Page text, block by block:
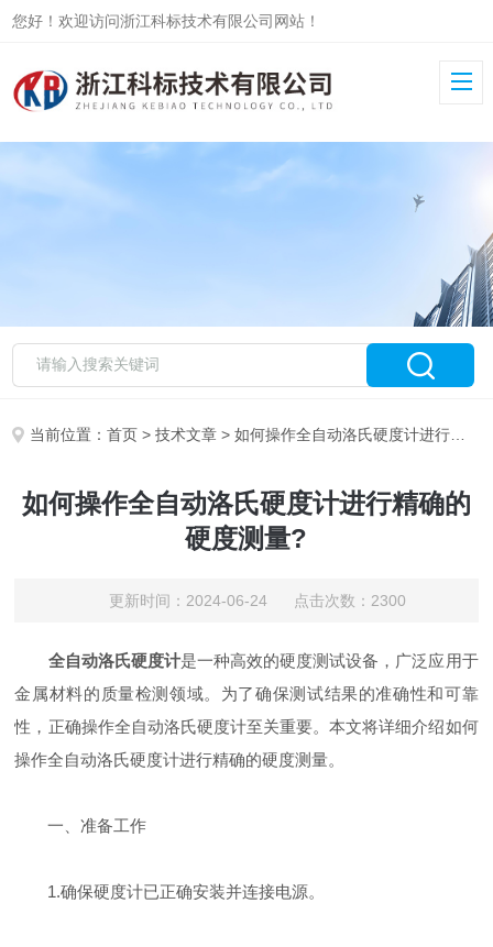
您好！欢迎访问浙江科标技术有限公司网站！
当前位置：首页 >技术文章 > 如何操作全自动洛氏硬度计进行精确的硬度测量?
如何操作全自动洛氏硬度计进行精确的
硬度测量?
更新时间：2024-06-24 点击次数：2300
全自动洛氏硬度计是一种高效的硬度测试设备，广泛应用于
金属材料的质量检测领域。为了确保测试结果的准确性和可靠
性，正确操作全自动洛氏硬度计至关重要。本文将详细介绍如何
操作全自动洛氏硬度计进行精确的硬度测量。
一、准备工作
1.确保硬度计已正确安装并连接电源。